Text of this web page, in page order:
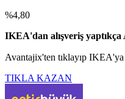
%4,80
IKEA'dan alışveriş
Avantajix'ten tıklayıp
TIKLA KAZAN